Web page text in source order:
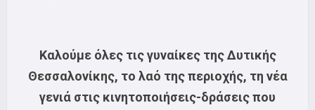
Καλούμε όλες τις γυναίκες της Δυτικής
Θεσσαλονίκης, το λαό της περιοχής, τη νέα
γενιά στις κινητοποιήσεις-δράσεις που